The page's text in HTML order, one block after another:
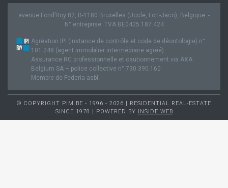
avenue Fond’Roy 82, B-1180 Bruxelles (Uccle, Fort-Jaco), Belgique. -
N° entreprise: TVA BE0425.187.424
Agréation IPI (instance de contrôle et code de déontologie) n°
101.248 (agent immobilier intermédiaire agréé).
Assurance RC professionnelle et cautionnement via AXA
Belgium SA – police collective n° 730.390.160
Membre de Federia asbl
© COPYRIGHT PIM.BE - 1996 - 2026 | RESIDENTIAL REAL-ESTATE
SINCE 1978 | POWERED BY INSIDE WEB